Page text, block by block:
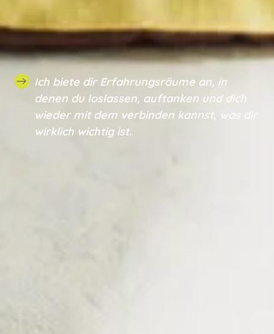
Ich biete dir Erfahrungsräume an, in
denen du loslassen, auftanken und dich
wieder mit dem verbinden kannst, was dir
wirklich wichtig ist..